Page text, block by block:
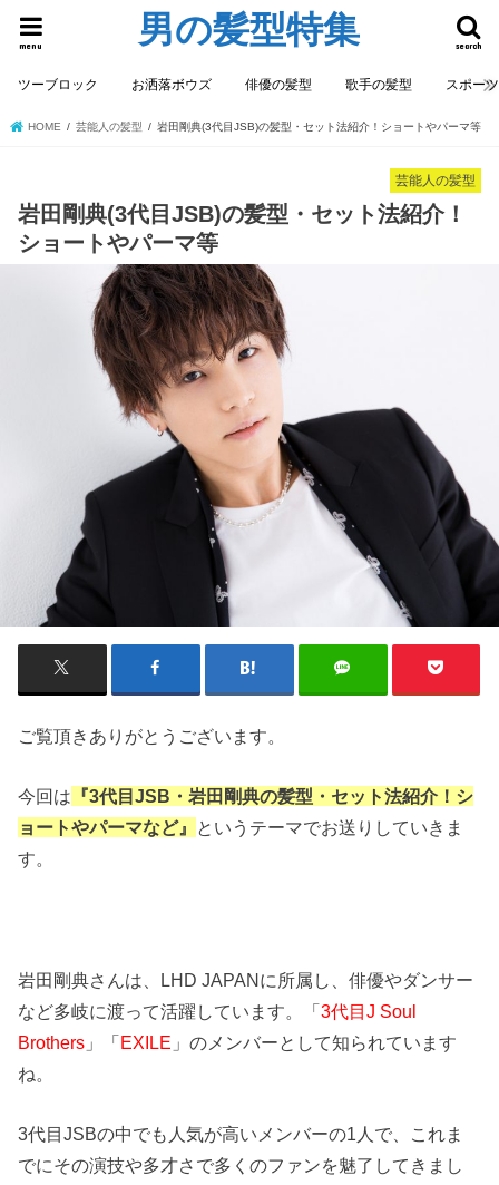
男の髪型特集 search
menu
ツーブロック お洒落ボウズ 俳優の髪型 歌手の髪型 スポー
HOME 芸能人の髪型 岩田剛典(3代目JSB)の髪型・セット法紹介！ショートやパーマ等
芸能人の髪型
岩田剛典(3代目JSB)の髪型・セット法紹介！
ショートやパーマ等
ご覧頂きありがとうございます。
今回は 『3代目JSB・岩田剛典の髪型・セット法紹介！シ
ョートやパーマなど』 というテーマでお送りしていきま
す。
岩田剛典さんは、LHD JAPANに所属し、俳優やダンサー
など多岐に渡って活躍しています。「3代目J Soul
Brothers 」「EXILE 」のメンバーとして知られています
ね。
3代目JSBの中でも人気が高いメンバーの1人で、これま
でにその演技や多才さで多くのファンを魅了してきまし